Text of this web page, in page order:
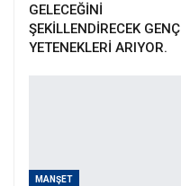
GELECEĞİNİ
ŞEKİLLENDİRECEK GENÇ
YETENEKLERİ ARIYOR.
MANŞET